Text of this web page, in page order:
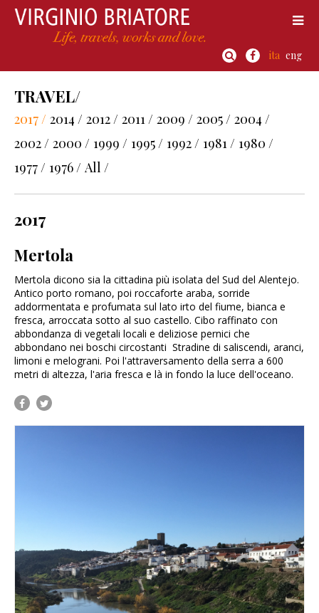
ita eng
TRAVEL/
2017 / 2014 / 2012 / 2011 / 2009 / 2005 / 2004 /
2002 / 2000 / 1999 / 1995 / 1992 / 1981 / 1980 /
1977 / 1976 / All /
2017
Mertola
Mertola dicono sia la cittadina più isolata del Sud del Alentejo.
Antico porto romano, poi roccaforte araba, sorride
addormentata e profumata sul lato irto del fiume, bianca e
fresca, arroccata sotto al suo castello. Cibo raffinato con
abbondanza di vegetali locali e deliziose pernici che
abbondano nei boschi circostanti Stradine di saliscendi, aranci,
limoni e melograni. Poi l'attraversamento della serra a 600
metri di altezza, l'aria fresca e là in fondo la luce dell'oceano.